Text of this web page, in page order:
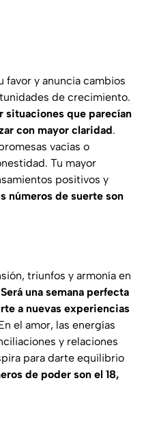
favor y anuncia cambios
de crecimiento.
situaciones que parecían
con mayor claridad.
vacías o
Tu mayor
positivos y
números de suerte son
triunfos y armonía en
Será una semana perfecta
a nuevas experiencias
el amor, las energías
y relaciones
para darte equilibrio
de poder son el 18,